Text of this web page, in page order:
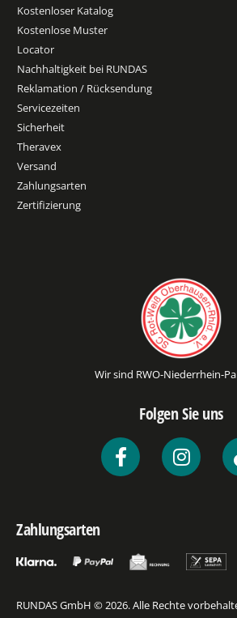
Kostenloser Katalog
Kostenlose Muster
Locator
Nachhaltigkeit bei RUNDAS
Reklamation / Rücksendung
Servicezeiten
Sicherheit
Theravex
Versand
Zahlungsarten
Zertifizierung
Wir sind RWO-Niederrhein-
Folgen Sie uns
Zahlungsarten
RUNDAS GmbH © 2026. Alle Rechte